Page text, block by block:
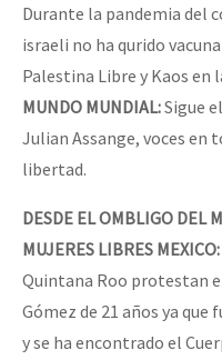
la naturaleza bajo asedio)
Medios Libres
COVID-19
Durante la pandemia del
israeli no ha qurido
Palestina Libre y Kaos en
MUNDO MUNDIAL:Sigue
Julian Assange, voces en
libertad.
DESDE EL OMBLIGO DEL
MUJERES LIBRES MEXICO:
Quintana Roo protestan
Gómez de 21 años ya
y se ha encontrado el